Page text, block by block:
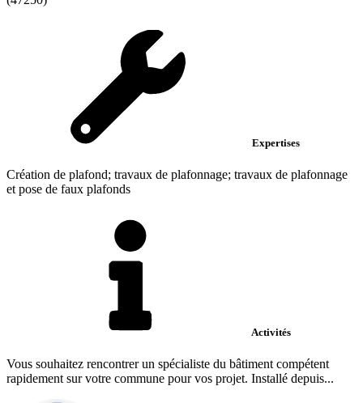
Expertises
Création de plafond; travaux de plafonnage; travaux de plafonnage
et pose de faux plafonds
Activités
Vous souhaitez rencontrer un spécialiste du bâtiment compétent
rapidement sur votre commune pour vos projet. Installé depuis...